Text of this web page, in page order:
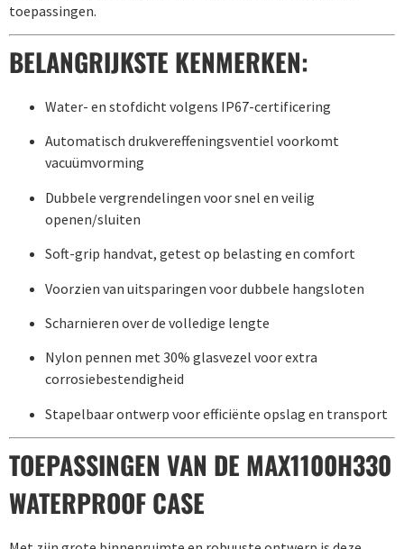
toepassingen.
BELANGRIJKSTE KENMERKEN:
Water- en stofdicht volgens IP67-certificering
Automatisch drukvereffeningsventiel voorkomt
vacuümvorming
Dubbele vergrendelingen voor snel en veilig
openen/sluiten
Soft-grip handvat, getest op belasting en comfort
Voorzien van uitsparingen voor dubbele hangsloten
Scharnieren over de volledige lengte
Nylon pennen met 30% glasvezel voor extra
corrosiebestendigheid
Stapelbaar ontwerp voor efficiënte opslag en transport
TOEPASSINGEN VAN DE MAX1100H330
WATERPROOF CASE